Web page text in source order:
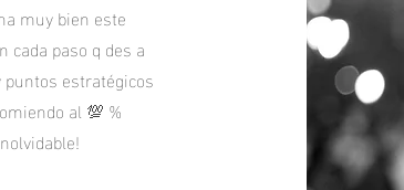
muy bien este
paso q des a
estratégicos
al 💯 %